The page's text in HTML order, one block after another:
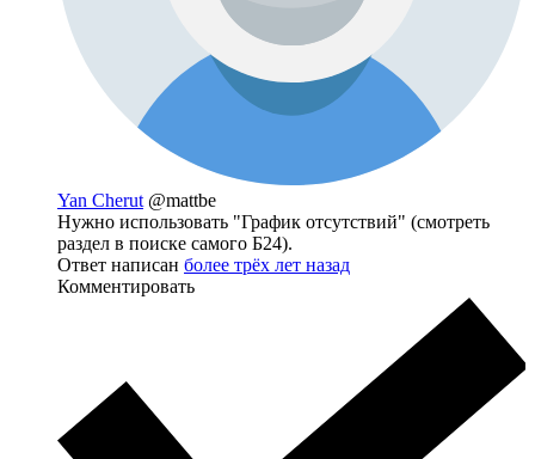
Yan Cherut @mattbe
Нужно использовать "График отсутствий" (смотреть
раздел в поиске самого Б24).
Ответ написан более трёх лет назад
Комментировать